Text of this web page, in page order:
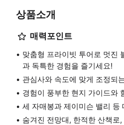
상품소개
매력포인트
맞춤형 프라이빗 투어로 멋진
과 독특한 경험을 즐기세요!
관심사와 속도에 맞게 조정되
경험이 풍부한 현지 가이드와
세 자매봉과 제이미슨 밸리 등
숨겨진 전망대, 한적한 산책로